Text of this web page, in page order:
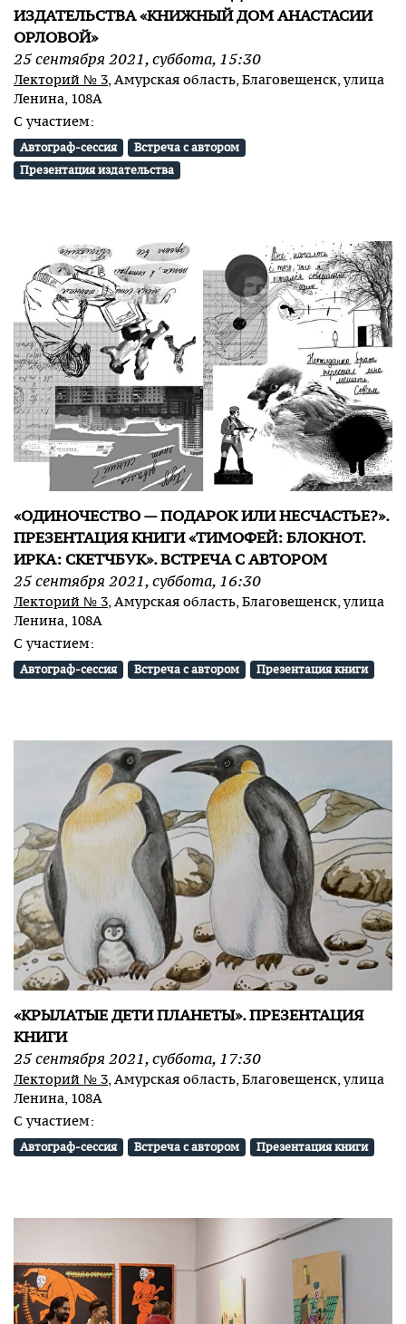
ИЗДАТЕЛЬСТВА «КНИЖНЫЙ ДОМ АНАСТАСИИ
ОРЛОВОЙ»
25сентября 2021,суббота, 15:30
Лекторий № 3, Амурская область, Благовещенск, улица
Ленина, 108А
С участием:
Автограф-сессия
Встреча с автором
Презентация издательства
«ОДИНОЧЕСТВО — ПОДАРОК ИЛИ НЕСЧАСТЬЕ?».
ПРЕЗЕНТАЦИЯ КНИГИ «ТИМОФЕЙ: БЛОКНОТ.
ИРКА: СКЕТЧБУК». ВСТРЕЧА С АВТОРОМ
25сентября 2021,суббота, 16:30
Лекторий № 3, Амурская область, Благовещенск, улица
Ленина, 108А
С участием:
Автограф-сессия Встреча с автором Презентация книги
«КРЫЛАТЫЕ ДЕТИ ПЛАНЕТЫ». ПРЕЗЕНТАЦИЯ
КНИГИ
25сентября 2021,суббота, 17:30
Лекторий № 3, Амурская область, Благовещенск, улица
Ленина, 108А
С участием:
Автограф-сессия Встреча с автором Презентация книги